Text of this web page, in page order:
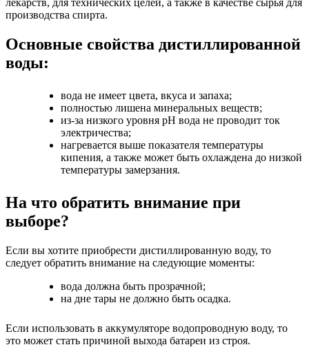
производства спирта.
Основные свойства дистиллированной
воды:
вода не имеет цвета, вкуса и запаха;
полностью лишена минеральных веществ;
из-за низкого уровня pH вода не проводит ток
электричества;
нагревается выше показателя температуры
кипения, а также может быть охлаждена до низкой
температуры замерзания.
На что обратить внимание при
выборе?
Если вы хотите приобрести дистиллированную воду, то
следует обратить внимание на следующие моменты:
вода должна быть прозрачной;
на дне тары не должно быть осадка.
Если использовать в аккумуляторе водопроводную воду, то
это может стать причиной выхода батареи из строя.